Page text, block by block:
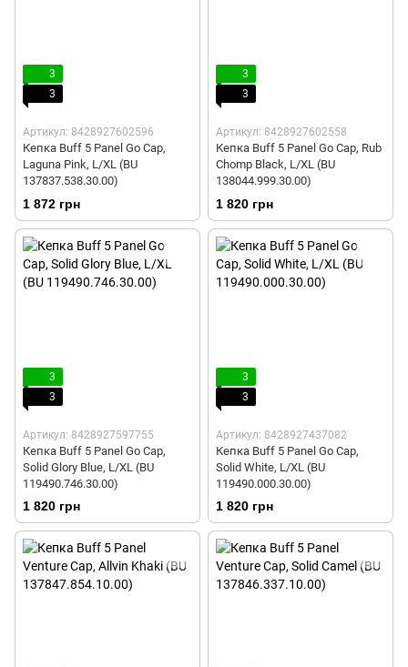
3
3
Артикул: 8428927602596
Кепка Buff 5 Panel Go Cap,
Laguna Pink, L/XL (BU
137837.538.30.00)
1 872 грн
3
3
Артикул: 8428927602558
Кепка Buff 5 Panel Go Cap, Rub
Chomp Black, L/XL (BU
138044.999.30.00)
1 820 грн
3
3
Артикул: 8428927597755
Кепка Buff 5 Panel Go Cap,
Solid Glory Blue, L/XL (BU
119490.746.30.00)
1 820 грн
3
3
Артикул: 8428927437082
Кепка Buff 5 Panel Go Cap,
Solid White, L/XL (BU
119490.000.30.00)
1 820 грн